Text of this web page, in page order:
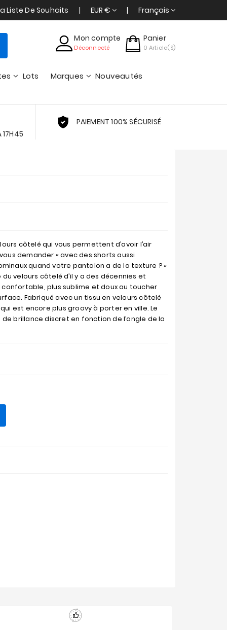
Liste De Souhaits EUR € Français
Mon compte
Déconnecté
Panier
0 Article(s)
Lots Marques
Nouveautés
17H45
PAIEMENT 100% SÉCURISÉ
côtelé qui vous permettent d’avoir l’air
demander « avec des shorts aussi
quand votre pantalon a de la texture ? »
velours côtelé d’il y a des décennies et
confortable, plus sublime et doux au toucher
Fabriqué avec un tissu en velours côtelé
est encore plus groovy à porter en ville. Le
brillance discret en fonction de l’angle de la